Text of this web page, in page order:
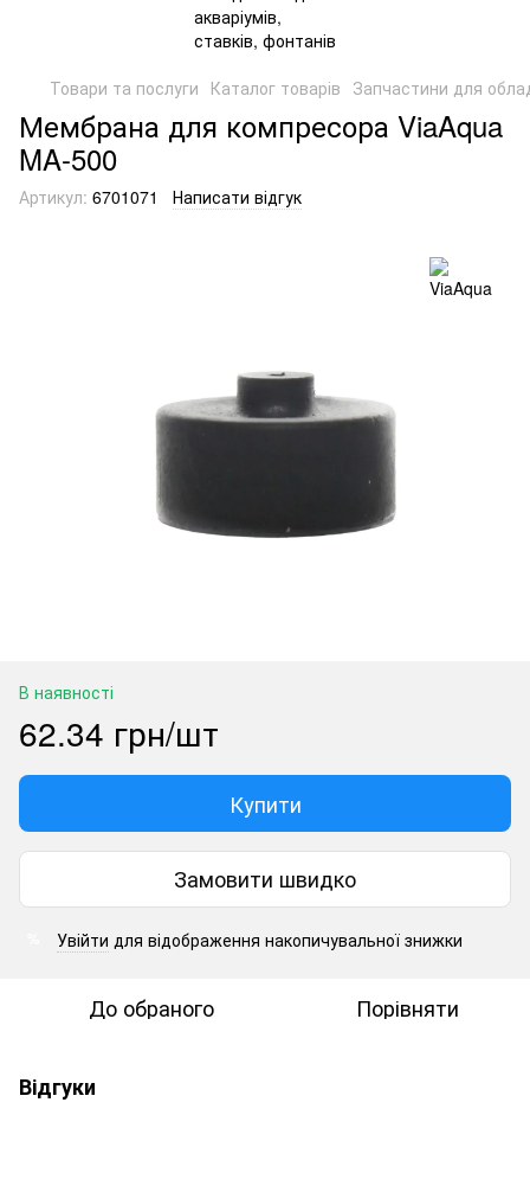
Товари та послуги Каталог товарів Запчастини для
Мембрана для компресора ViaAqua
MA-500
Артикул: 6701071 Написати відгук
В наявності
62.34 грн/шт
Купити
Замовити швидко
Увійти для відображення накопичувальної знижки
До обраного Порівняти
Відгуки